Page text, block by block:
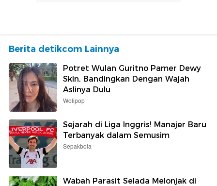
Berita detikcom Lainnya
Potret Wulan Guritno Pamer Dewy
Skin, Bandingkan Dengan Wajah
Aslinya Dulu
Wolipop
Sejarah di Liga Inggris! Manajer Baru
Terbanyak dalam Semusim
Sepakbola
Wabah Parasit Selada Melonjak di